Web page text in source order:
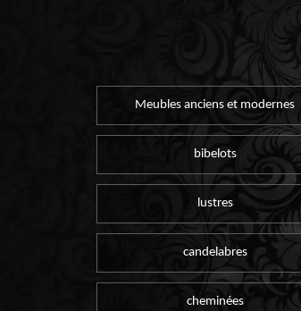
Meubles anciens et modernes
bibelots
lustres
candelabres
cheminées